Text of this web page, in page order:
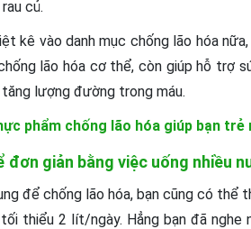
củ.
kê vào danh mục chống lão hóa
lão hóa cơ thể, còn giúp hỗ trợ
lượng đường trong máu.
phẩm chống lão hóa giúp bạn trẻ
giản bằng việc uống nhiều
để chống lão hóa, bạn cũng có thể
thiểu 2 lít/ngày. Hẳng bạn đã nghe